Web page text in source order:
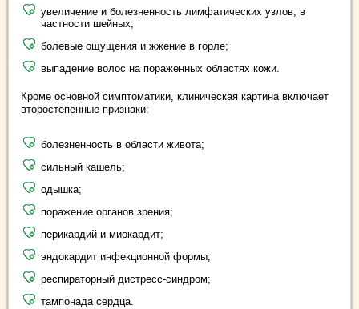
увеличение и болезненность лимфатических узлов, в
частности шейных;
болевые ощущения и жжение в горле;
выпадение волос на пораженных областях кожи.
Кроме основной симптоматики, клиническая картина включает
второстепенные признаки:
болезненность в области живота;
сильный кашель;
одышка;
поражение органов зрения;
перикардий и миокардит;
эндокардит инфекционной формы;
респираторный дистресс-синдром;
тампонада сердца.